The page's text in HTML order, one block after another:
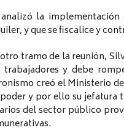
la
y que se fiscalice y
tramo de la reunión,
trabajadores y debe
creó el Ministerio
y por ello su jefatura
del sector público